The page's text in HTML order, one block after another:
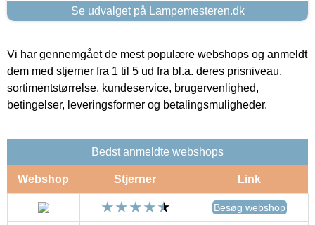
Se udvalget på Lampemesteren.dk
Vi har gennemgået de mest populære webshops og anmeldt
dem med stjerner fra 1 til 5 ud fra bl.a. deres prisniveau,
sortimentstørrelse, kundeservice, brugervenlighed,
betingelser, leveringsformer og betalingsmuligheder.
Bedst anmeldte webshops
Webshop Stjerner Link
Besøg webshop